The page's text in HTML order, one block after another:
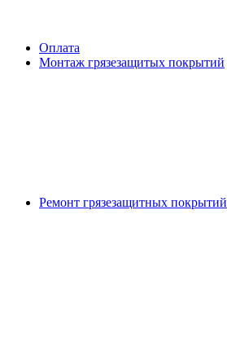
Оплата
Монтаж грязезащитых покрытий
Ремонт грязезащитных покрытий